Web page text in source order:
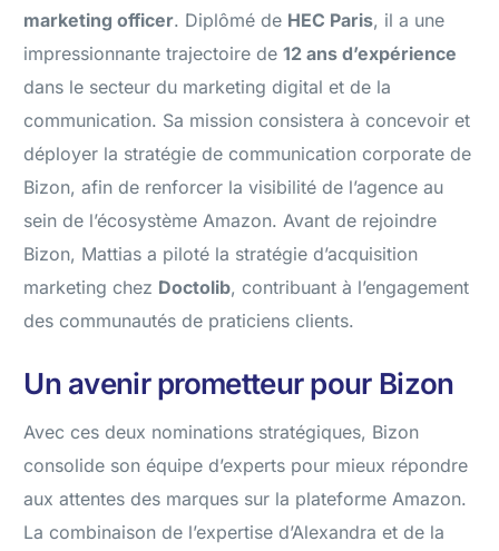
marketing officer. Diplômé de HEC Paris, il a une
impressionnante trajectoire de12 ans d’expérience
dans le secteur du marketing digital et de la
communication. Sa mission consistera à concevoir et
déployer la stratégie de communication corporate de
Bizon, afin de renforcer la visibilité de l’agence au
sein de l’écosystème Amazon. Avant de rejoindre
Bizon, Mattias a piloté la stratégie d’acquisition
marketing chez Doctolib, contribuant à l’engagement
des communautés de praticiens clients.
Un avenir prometteur pour Bizon
Avec ces deux nominations stratégiques, Bizon
consolide son équipe d’experts pour mieux répondre
aux attentes des marques sur la plateforme Amazon.
La combinaison de l’expertise d’Alexandra et de la